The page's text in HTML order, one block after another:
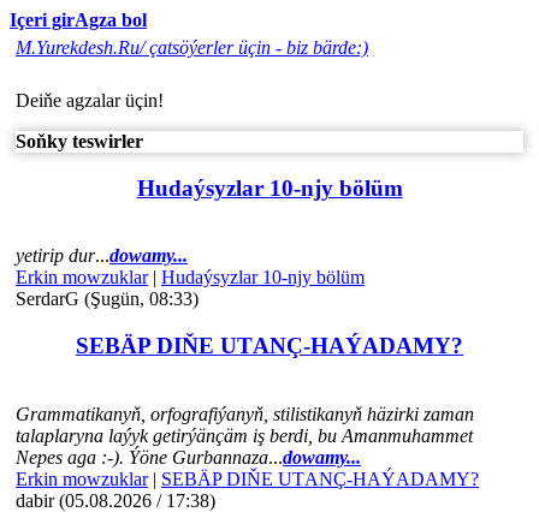
Içeri girAgza bol
M.Yurekdesh.Ru/ çatsöýerler üçin - biz bärde:)
Deiňe agzalar üçin!
Soňky teswirler
Hudaýsyzlar 10-njy bölüm
yetirip dur...dowamy...
Erkin mowzuklar| Hudaýsyzlar 10-njy bölüm
SerdarG (Şugün, 08:33)
SEBÄP DIŇE UTАNÇ-HАÝADАMY?
Grammatikanyň, orfografiýanyň, stilistikanyň häzirki zaman
talaplaryna laýyk getirýänçäm iş berdi, bu Amanmuhammet
Nepes aga :-). Ýöne Gurbannaza...dowamy...
Erkin mowzuklar| SEBÄP DIŇE UTАNÇ-HАÝADАMY?
dabir (05.08.2026 / 17:38)